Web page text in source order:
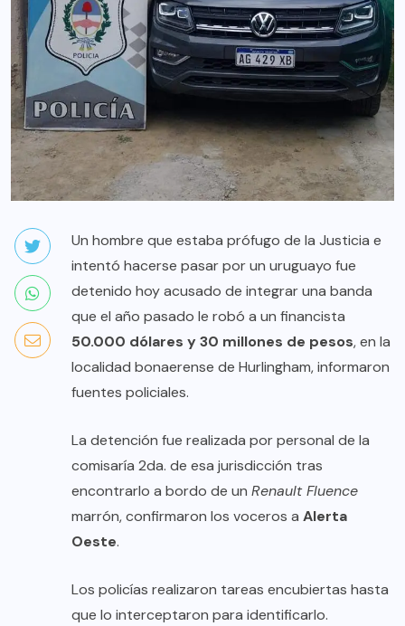
Un hombre que estaba prófugo de la Justicia e
intentó hacerse pasar por un uruguayo fue
detenido hoy acusado de integrar una banda
que el año pasado le robó a un financista
50.000 dólares y 30 millones de pesos, en la
localidad bonaerense de Hurlingham, informaron
fuentes policiales.
La detención fue realizada por personal de la
comisaría 2da. de esa jurisdicción tras
encontrarlo a bordo de un Renault Fluence
marrón, confirmaron los voceros a Alerta
Oeste.
Los policías realizaron tareas encubiertas hasta
que lo interceptaron para identificarlo.